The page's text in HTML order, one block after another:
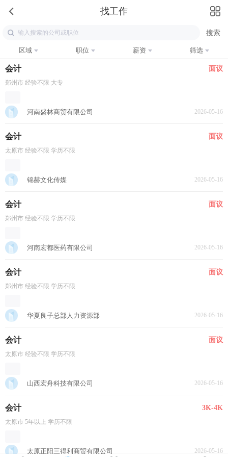
找工作
区域 职位 薪资 筛选
会计 面议
郑州市 经验不限 大专
河南盛林商贸有限公司 2026-05-16
会计 面议
太原市 经验不限 学历不限
锦赫文化传媒 2026-05-16
会计 面议
郑州市 经验不限 学历不限
河南宏都医药有限公司 2026-05-16
会计 面议
郑州市 经验不限 学历不限
华夏良子总部人力资源部 2026-05-16
会计 面议
太原市 经验不限 学历不限
山西宏舟科技有限公司 2026-05-16
会计 3K-4K
太原市 5年以上 学历不限
太原正阳三得利商贸有限公司 2026-05-16